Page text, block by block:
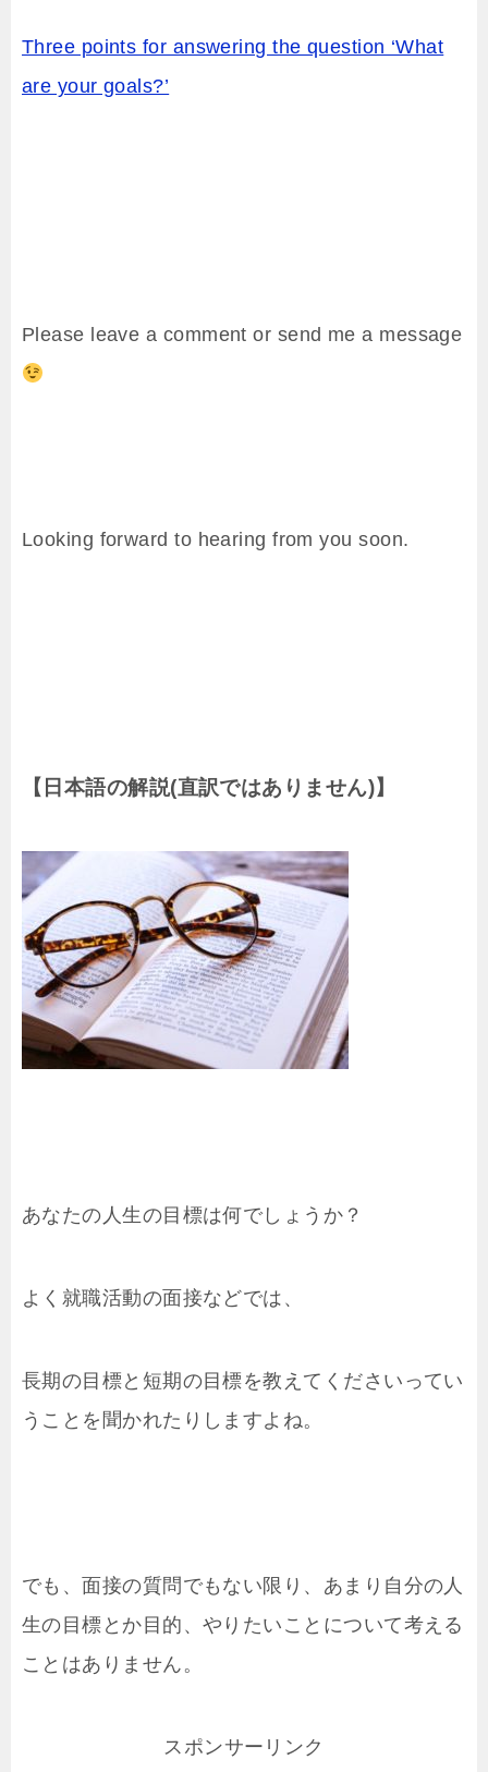
Three points for answering the question ‘What
are your goals?’
Please leave a comment or send me a message
Looking forward to hearing from you soon.
【日本語の解説(直訳ではありません)】
あなたの人生の目標は何でしょうか？
よく就職活動の面接などでは、
長期の目標と短期の目標を教えてくださいってい
うことを聞かれたりしますよね。
でも、面接の質問でもない限り、あまり自分の人
生の目標とか目的、やりたいことについて考える
ことはありません。
スポンサーリンク